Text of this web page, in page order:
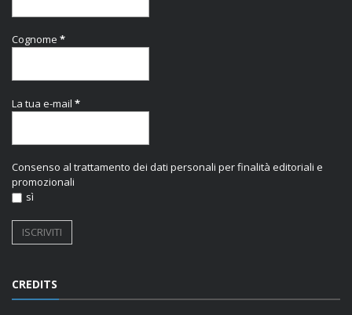
Cognome *
La tua e-mail *
Consenso al trattamento dei dati personali per finalità editoriali e
promozionali
sì
CREDITS